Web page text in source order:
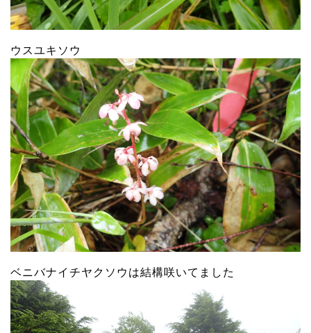
ウスユキソウ
ベニバナイチヤクソウは結構咲いてました